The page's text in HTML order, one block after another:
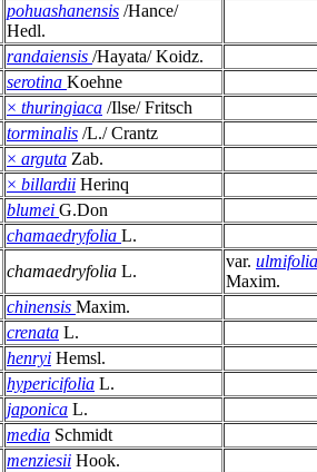
pohuashanensis /Hance/
Hedl.
randaiensis /Hayata/ Koidz.
serotina Koehne
× thuringiaca /Ilse/ Fritsch
torminalis /L./ Crantz
× arguta Zab.
× billardii Herinq
blumei G.Don
chamaedryfolia L.
chamaedryfolia L.
var. ulmifolia
Maxim.
chinensis Maxim.
crenata L.
henryi Hemsl.
hypericifolia L.
japonica L.
media Schmidt
menziesii Hook.